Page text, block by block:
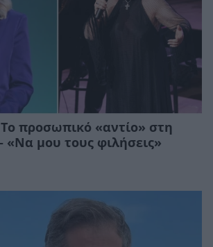
προσωπικό «αντίο» στη
«Να μου τους φιλήσεις»